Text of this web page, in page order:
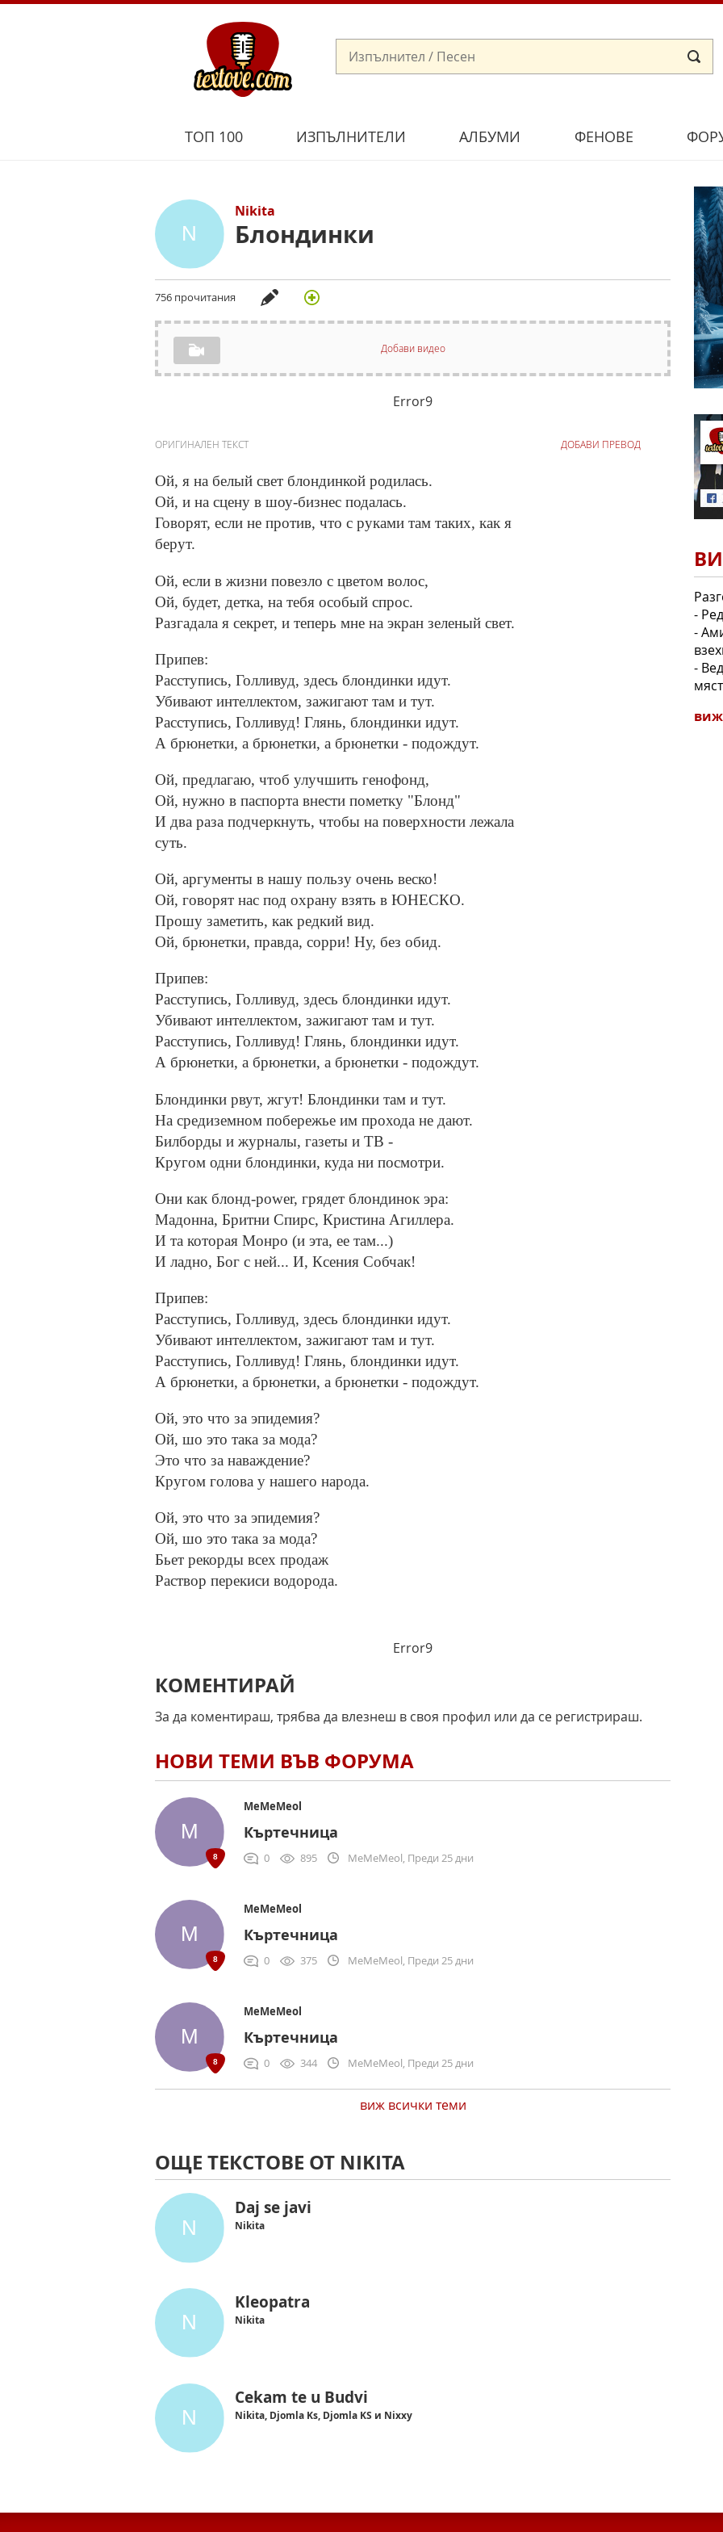
ТОП 100 ИЗПЪЛНИТЕЛИ АЛБУМИ ФЕНОВЕ
Nikita
Блондинки
756 прочитания
Добави видео
Error9
ОРИГИНАЛЕН ТЕКСТ
Ой, я на белый свет блондинкой родилась.
Ой, и на сцену в шоу-бизнес подалась.
Говорят, если не против, что с руками там таких, как я
берут.
Ой, если в жизни повезло с цветом волос,
Ой, будет, детка, на тебя особый спрос.
Разгадала я секрет, и теперь мне на экран зеленый свет.
Припев:
Расступись, Голливуд, здесь блондинки идут.
Убивают интеллектом, зажигают там и тут.
Расступись, Голливуд! Глянь, блондинки идут.
А брюнетки, а брюнетки, а брюнетки - подождут.
Ой, предлагаю, чтоб улучшить генофонд,
Ой, нужно в паспорта внести пометку "Блонд"
И два раза подчеркнуть, чтобы на поверхности лежала
суть.
Ой, аргументы в нашу пользу очень веско!
Ой, говорят нас под охрану взять в ЮНЕСКО.
Прошу заметить, как редкий вид.
Ой, брюнетки, правда, сорри! Ну, без обид.
Припев:
Расступись, Голливуд, здесь блондинки идут.
Убивают интеллектом, зажигают там и тут.
Расступись, Голливуд! Глянь, блондинки идут.
А брюнетки, а брюнетки, а брюнетки - подождут.
Блондинки рвут, жгут! Блондинки там и тут.
На средиземном побережье им прохода не дают.
Билборды и журналы, газеты и ТВ -
Кругом одни блондинки, куда ни посмотри.
Они как блонд-power, грядет блондинок эра:
Мадонна, Бритни Спирс, Кристина Агиллера.
И та которая Монро (и эта, ее там...)
И ладно, Бог с ней... И, Ксения Собчак!
Припев:
Расступись, Голливуд, здесь блондинки идут.
Убивают интеллектом, зажигают там и тут.
Расступись, Голливуд! Глянь, блондинки идут.
А брюнетки, а брюнетки, а брюнетки - подождут.
Ой, это что за эпидемия?
Ой, шо это така за мода?
Это что за наваждение?
Кругом голова у нашего народа.
Ой, это что за эпидемия?
Ой, шо это така за мода?
Бьет рекорды всех продаж
Раствор перекиси водорода.
ДОБАВИ ПРЕВОД
Error9
КОМЕНТИРАЙ
За да коментираш, трябва да влезнеш в своя профил или да се регистрираш.
НОВИ ТЕМИ ВЪВ ФОРУМА
MeMeMeol
Къртечница
0 895 MeMeMeol, Преди 25 дни
MeMeMeol
Къртечница
0 375 MeMeMeol, Преди 25 дни
MeMeMeol
Къртечница
0 344 MeMeMeol, Преди 25 дни
виж всички теми
ОЩЕ ТЕКСТОВЕ ОТ NIKITA
Daj se javi
Nikita
Kleopatra
Nikita
Cekam te u Budvi
Nikita, Djomla Ks, Djomla KS и Nixxy
-
-
-